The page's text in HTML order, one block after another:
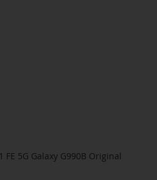
5G Galaxy G990B Original